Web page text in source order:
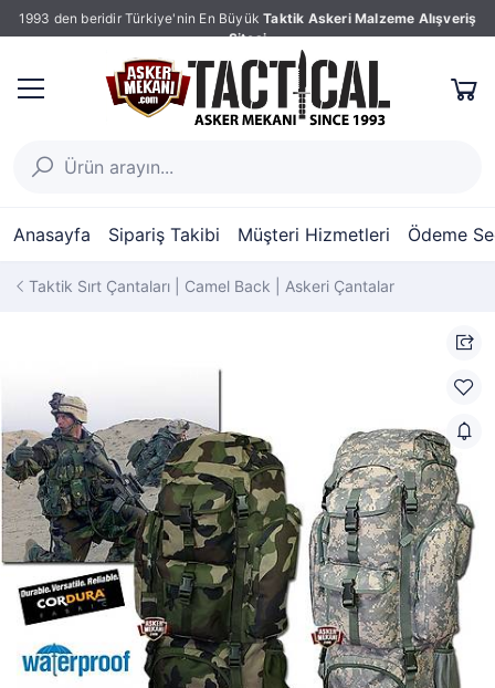
1993 den beridir Türkiye'nin En Büyük Taktik Askeri Malzeme Alışveriş
Sitesi
Anasayfa Sipariş Takibi Müşteri Hizmetleri Ödeme
Taktik Sırt Çantaları | Camel Back | Askeri Çantalar